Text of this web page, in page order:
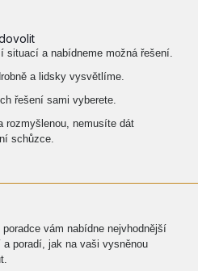
situací a nabídneme možná řešení.
a lidsky vysvětlíme.
řešení sami vyberete.
rozmyšlenou, nemusíte dát
schůzce.
vám nabídne nejvhodnější
poradí, jak na vaši vysněnou